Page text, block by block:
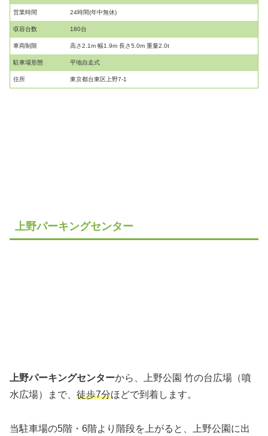
営業時間 24時間(年中無休)
収容台数 180台
車両制限 高さ2.1m 幅1.9m 長さ5.0m 重量2.0t
駐車場形態 平地自走式
住所 東京都台東区上野7-1
上野パーキングセンター
上野パーキングセンターから、上野公園 竹の台広場（噴
水広場）まで、 徒歩7分ほどで到着します。
当駐車場の5階・6階より階段を上がると、上野公園に出